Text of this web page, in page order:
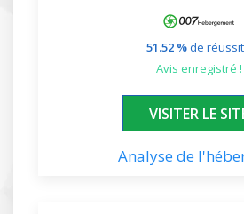
51.52 %de
avis enregistré !
XXXXXX
VISITER LE
Analyse de